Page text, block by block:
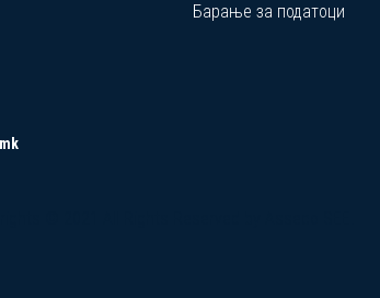
Барање за податоци